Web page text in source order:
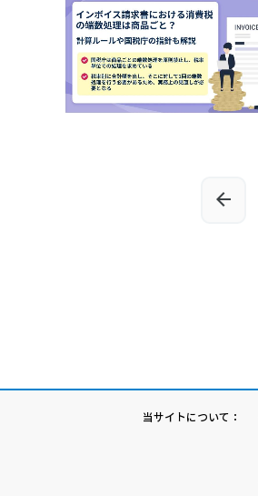
当サイトについて：